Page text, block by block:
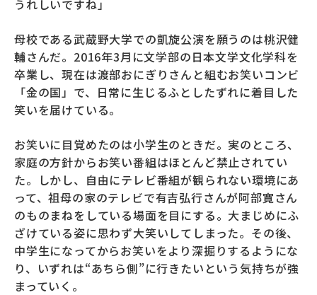
うれしいですね」
母校である武蔵野大学での凱旋公演を願うのは桃沢健
輔さんだ。2016年3月に文学部の日本文学文化学科を
卒業し、現在は渡部おにぎりさんと組むお笑いコンビ
「金の国」で、日常に生じるふとしたずれに着目した
笑いを届けている。
お笑いに目覚めたのは小学生のときだ。実のところ、
家庭の方針からお笑い番組はほとんど禁止されてい
た。しかし、自由にテレビ番組が観られない環境にあ
って、祖母の家のテレビで有吉弘行さんが阿部寛さん
のものまねをしている場面を目にする。大まじめにふ
ざけている姿に思わず大笑いしてしまった。その後、
中学生になってからお笑いをより深掘りするようにな
り、いずれは“あちら側”に行きたいという気持ちが強
まっていく。